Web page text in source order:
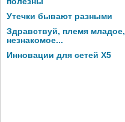
Утечки бывают разными
Здравствуй, племя младое,
незнакомое...
Инновации для сетей X5